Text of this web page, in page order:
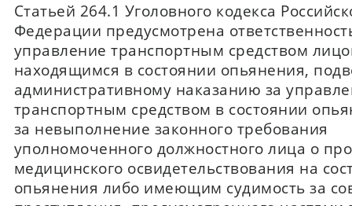
Статьей 264.1 Уголовного кодекса
Федерации предусмотрена
управление транспортным средством
находящимся в состоянии опьянения,
административному наказанию за
транспортным средством в состоянии
за невыполнение законного требования
уполномоченного должностного лица о
медицинского освидетельствования на
опьянения либо имеющим судимость за